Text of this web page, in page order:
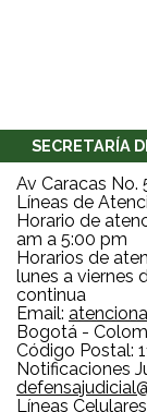
SECRETARÍA
Av Caracas No.
Líneas de
Horario de
am a 5:00 pm
Horarios de
lunes a viernes
continua
Email:
Bogotá -
Código Postal:
Notificaciones
Líneas